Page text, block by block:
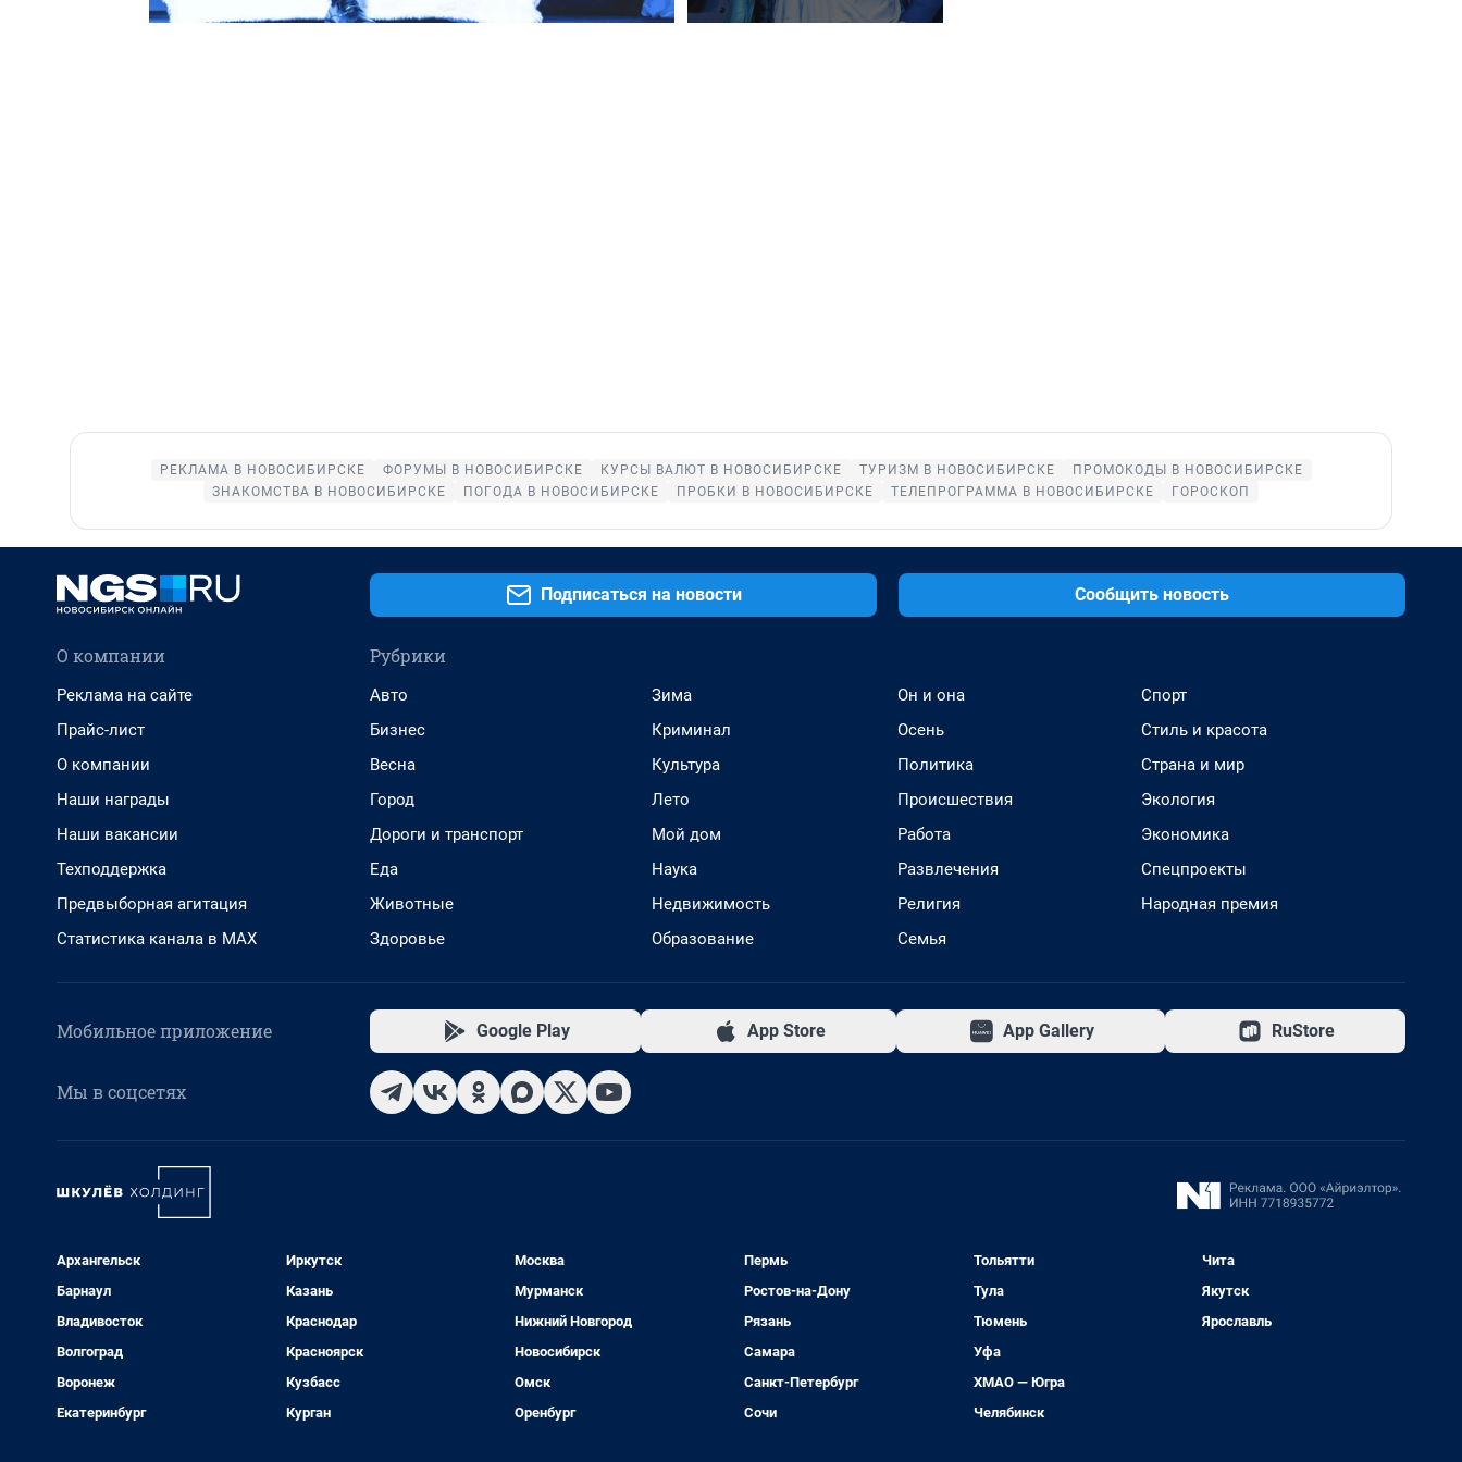
РЕКЛАМА В НОВОСИБИРСКЕ ФОРУМЫ В НОВОСИБИРСКЕ КУРСЫ ВАЛЮТ В НОВОСИБИРСКЕ ТУРИЗМ В НОВОСИБИРСКЕ
ПРОМОКОДЫ В НОВОСИБИРСКЕ
ЗНАКОМСТВА В НОВОСИБИРСКЕ
ПОГОДА В НОВОСИБИРСКЕ ПРОБКИ В НОВОСИБИРСКЕ ТЕЛЕПРОГРАММА В НОВОСИБИРСКЕ ГОРОСКОП
Подписаться на новости Сообщить новость
О компании
Реклама на сайте
Прайс-лист
О компании
Наши награды
Наши вакансии
Техподдержка
Предвыборная агитация
Статистика канала в MAX
Рубрики
Авто
Бизнес
Весна
Город
Дороги и транспорт
Еда
Животные
Здоровье
Зима
Криминал
Культура
Лето
Мой дом
Наука
Недвижимость
Образование
Он и она
Осень
Политика
Происшествия
Работа
Развлечения
Религия
Семья
Спорт
Стиль и красота
Страна и мир
Экология
Экономика
Спецпроекты
Народная премия
Мобильное приложение Google Play App Store App Gallery RuStore
Мы в соцсетях
Архангельск
Барнаул
Владивосток
Волгоград
Воронеж
Екатеринбург
Иркутск
Казань
Краснодар
Красноярск
Кузбасс
Курган
Москва
Мурманск
Нижний Новгород
Новосибирск
Омск
Оренбург
Пермь
Ростов-на-Дону
Рязань
Самара
Санкт-Петербург
Сочи
Тольятти
Тула
Тюмень
Уфа
ХМАО — Югра
Челябинск
Чита
Якутск
Ярославль